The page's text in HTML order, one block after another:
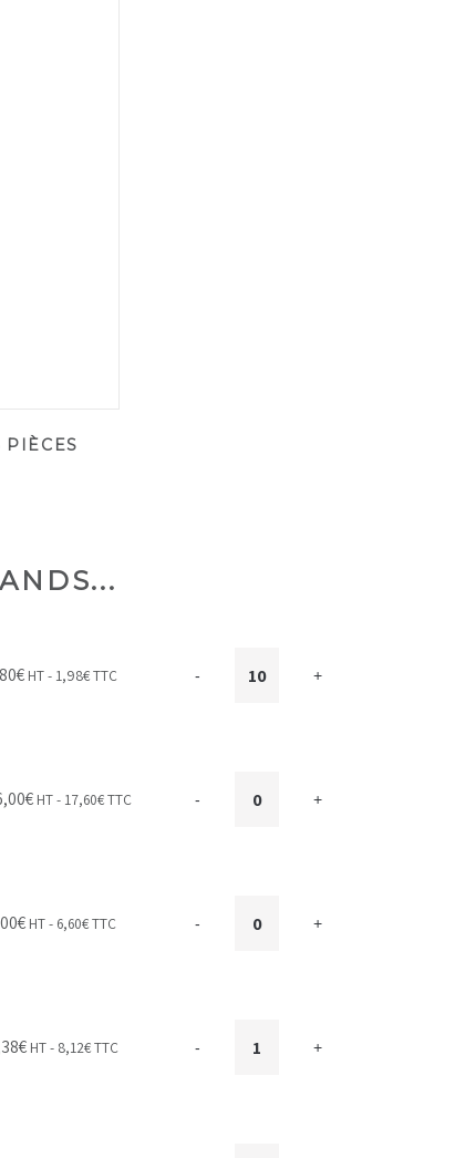
€ HT - 1,98€TTC - +
€ HT - 17,60€TTC - +
€ HT - 6,60€TTC - +
€ HT - 8,12€TTC - +